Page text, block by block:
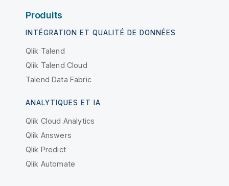
Produits
INTÉGRATION ET QUALITÉ DE DONNÉES
Qlik Talend
Qlik Talend Cloud
Talend Data Fabric
ANALYTIQUES ET IA
Qlik Cloud Analytics
Qlik Answers
Qlik Predict
Qlik Automate